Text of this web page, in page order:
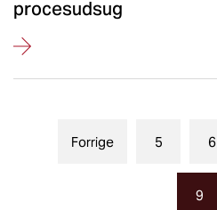
procesudsug
Forrige 5 6
9